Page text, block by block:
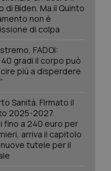
di Biden. Ma il Quinto
non è
di colpa
FADOI:
40 gradi il corpo può
più a disperdere
Sanità. Firmato il
2025-2027.
fino a 240 euro per
arriva il capitolo
tutele per il